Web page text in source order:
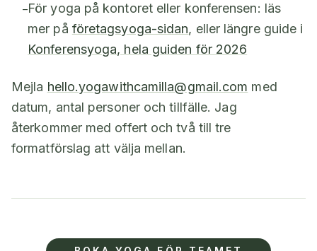
–För yoga på kontoret eller konferensen: läs
mer på företagsyoga-sidan, eller längre guide i
Konferensyoga, hela guiden för 2026
Mejla hello.yogawithcamilla@gmail.com med
datum, antal personer och tillfälle. Jag
återkommer med offert och två till tre
formatförslag att välja mellan.